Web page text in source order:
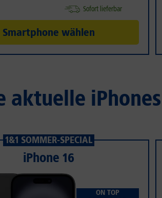
Sofort lieferbar
Smartphone wählen
aktuelle iPhones
1&1 SOMMER-SPECIAL
iPhone 16
ON TOP